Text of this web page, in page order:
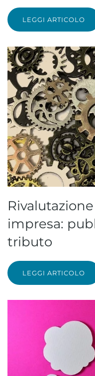
LEGGI ARTICOLO
impresa:
tributo
LEGGI ARTICOLO